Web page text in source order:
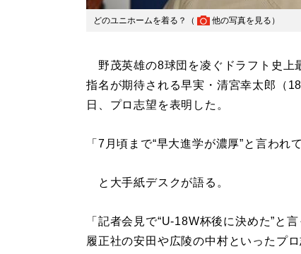
どのユニホームを着る？（ 他の写真を見る ）
野茂英雄の8球団を凌ぐドラフト史上
指名が期待される早実・清宮幸太郎（
日、プロ志望を表明した。
「7月頃まで“早大進学が濃厚”と言われ
と大手紙デスクが語る。
「記者会見で“U-18W杯後に決めた”と
履正社の安田や広陵の中村といったプ